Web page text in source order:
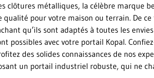
clôtures métalliques, la célèbre marque
qualité pour votre maison ou terrain. De
qu’ils sont adaptés à toutes les
possibles avec votre portail Kopal.
des solides connaissances de nos
un portail industriel robuste, qui ne